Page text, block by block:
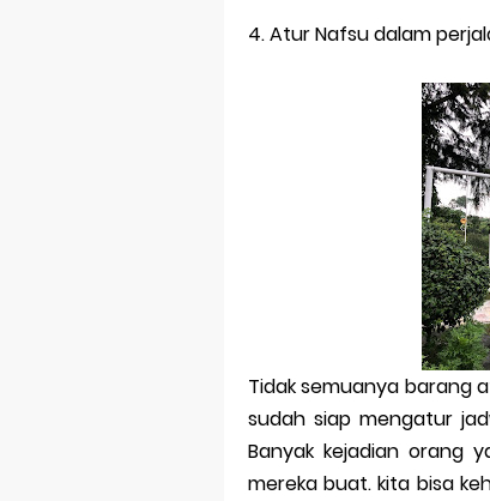
4.Atur Nafsu dalam
Tidak semuanya barang
sudah siap mengatur
Banyak kejadian orang
mereka buat. kita bisa